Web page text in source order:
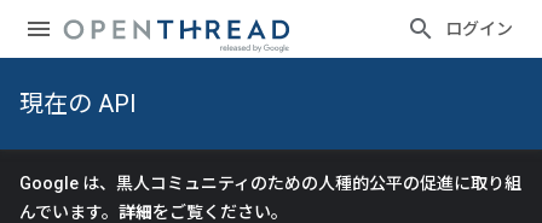
ログイン
現在の API
Google は、黒人コミュニティのための人種的公平の促進に取り組
んでいます。 詳細をご覧ください。